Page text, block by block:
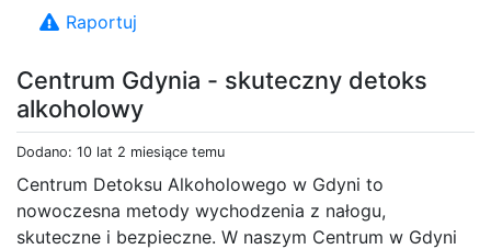
Centrum Gdynia - skuteczny detoks
alkoholowy
Dodano: 10 lat 2 miesiące temu
Centrum Detoksu Alkoholowego w Gdyni to
nowoczesna metody wychodzenia z nałogu,
skuteczne i bezpieczne. W naszym Centrum w Gdyni
Raportuj